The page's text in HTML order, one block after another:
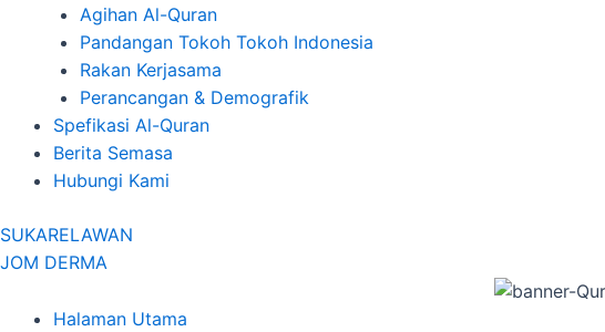
Agihan Al-Quran
Pandangan Tokoh Tokoh Indonesia
Rakan Kerjasama
Perancangan & Demografik
Spefikasi Al-Quran
Berita Semasa
Hubungi Kami
SUKARELAWAN
JOM DERMA
Halaman Utama